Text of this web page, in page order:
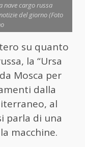
nave cargo russa
del giorno (Foto
su quanto
la “Ursa
Mosca per
dalla
al
parla di una
macchine.